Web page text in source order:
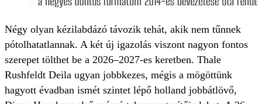
Négy olyan kézilabdázó távozik tehát, akik nem tűnnek
pótolhatatlannak. A két új igazolás viszont nagyon fontos
szerepet tölthet be a 2026–2027-es keretben. Thale
Rushfeldt Deila ugyan jobbkezes, mégis a mögöttünk
hagyott évadban ismét szintet lépő holland jobb­átlövő,